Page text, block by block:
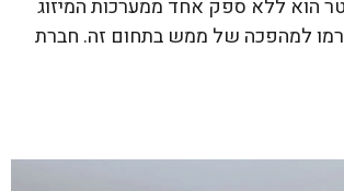
הוא ללא ספק אחד ממערכות המיזוג
למהפכה של ממש בתחום זה. חברת